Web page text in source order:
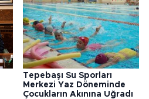
Tepebaşı Su Sporları
Merkezi Yaz Döneminde
Çocukların Akınına Uğradı